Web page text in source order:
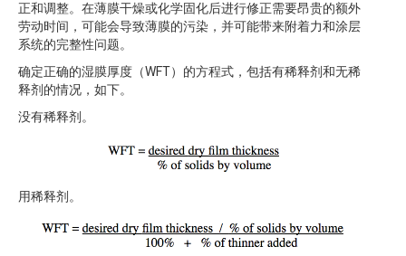
正和调整。在薄膜干燥或化学固化后进行修正需要昂贵的额外
劳动时间，可能会导致薄膜的污染，并可能带来附着力和涂层
系统的完整性问题。
确定正确的湿膜厚度（WFT）的方程式，包括有稀释剂和无稀
释剂的情况，如下。
没有稀释剂。
用稀释剂。